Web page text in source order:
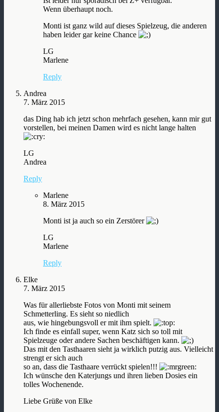
Wenn überhaupt noch.
Monti ist ganz wild auf dieses Spielzeug, die anderen
haben leider gar keine Chance
LG
Marlene
Reply
Andrea
7. März 2015
das Ding hab ich jetzt schon mehrfach gesehen, kann mir gut
vorstellen, bei meinen Damen wird es nicht lange halten
LG
Andrea
Reply
Marlene
8. März 2015
Monti ist ja auch so ein Zerstörer
LG
Marlene
Reply
Elke
7. März 2015
Was für allerliebste Fotos von Monti mit seinem
Schmetterling. Es sieht so niedlich
aus, wie hingebungsvoll er mit ihm spielt.
Ich finde es einfall super, wenn Katz sich so toll mit
Spielzeuge oder andere Sachen beschäftigen kann.
Das mit den Tasthaaren sieht ja wirklich putzig aus. Vielleicht
strengt er sich auch
so an, dass die Tasthaare verrückt spielen!!!
Ich wünsche den Katerjungs und ihren lieben Dosies ein
tolles Wochenende.
Liebe Grüße von Elke